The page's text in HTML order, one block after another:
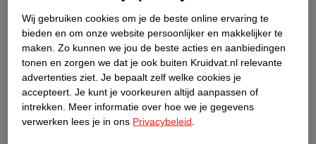
Wij gebruiken cookies om je de beste online ervaring te
bieden en om onze website persoonlijker en makkelijker te
maken. Zo kunnen we jou de beste acties en aanbiedingen
tonen en zorgen we dat je ook buiten Kruidvat.nl relevante
advertenties ziet. Je bepaalt zelf welke cookies je
accepteert. Je kunt je voorkeuren altijd aanpassen of
intrekken.
Meer informatie over hoe we je gegevens
verwerken lees je in ons Privacybeleid